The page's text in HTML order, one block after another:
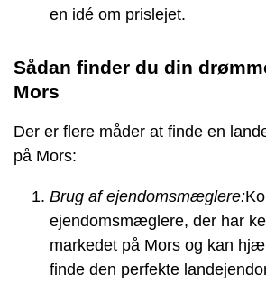
en idé om prislejet.
Sådan finder du din
Mors
Der er flere måder at finde en
på Mors:
Brug af ejendomsmæglere:
ejendomsmæglere, der har
markedet på Mors og kan
finde den perfekte